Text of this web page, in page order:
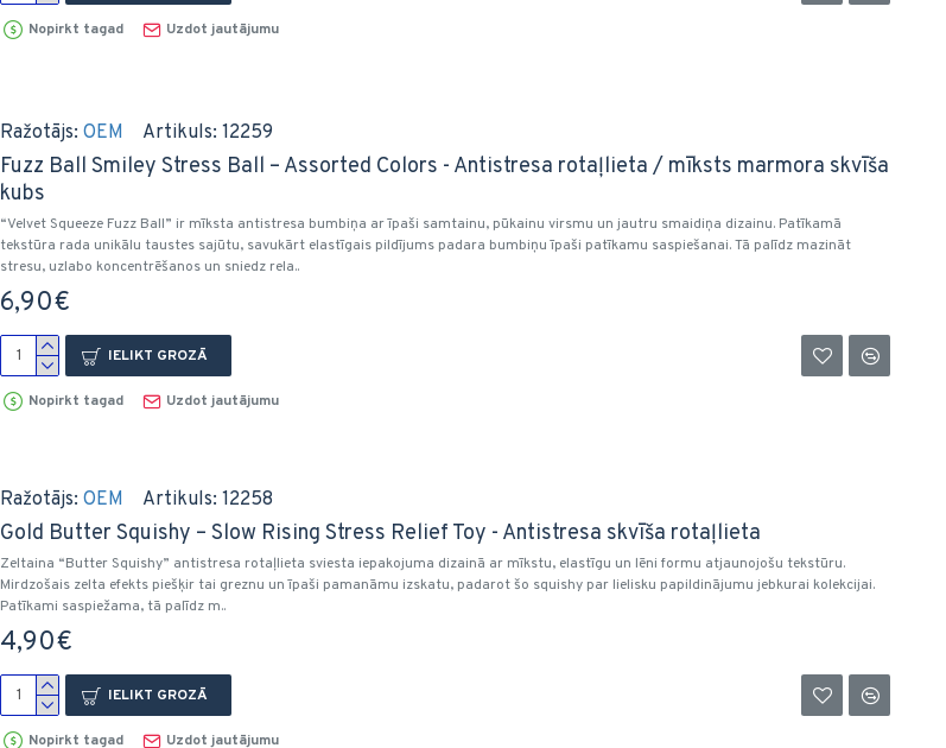
Nopirkt tagad Uzdot jautājumu
Ražotājs: OEM Artikuls: 12259
Fuzz Ball Smiley Stress Ball – Assorted Colors - Antistresa rotaļlieta / mīksts marmora skvīša
kubs
“Velvet Squeeze Fuzz Ball” ir mīksta antistresa bumbiņa ar īpaši samtainu, pūkainu virsmu un jautru smaidiņa dizainu. Patīkamā
tekstūra rada unikālu taustes sajūtu, savukārt elastīgais pildījums padara bumbiņu īpaši patīkamu saspiešanai. Tā palīdz mazināt
stresu, uzlabo koncentrēšanos un sniedz rela..
6,90€
IELIKT GROZĀ
Nopirkt tagad Uzdot jautājumu
Ražotājs: OEM Artikuls: 12258
Gold Butter Squishy – Slow Rising Stress Relief Toy - Antistresa skvīša rotaļlieta
Zeltaina “Butter Squishy” antistresa rotaļlieta sviesta iepakojuma dizainā ar mīkstu, elastīgu un lēni formu atjaunojošu tekstūru.
Mirdzošais zelta efekts piešķir tai greznu un īpaši pamanāmu izskatu, padarot šo squishy par lielisku papildinājumu jebkurai kolekcijai.
Patīkami saspiežama, tā palīdz m..
4,90€
IELIKT GROZĀ
Nopirkt tagad Uzdot jautājumu